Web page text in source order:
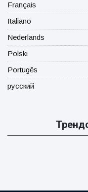
Français
Italiano
Nederlands
Polski
Portugês
русский